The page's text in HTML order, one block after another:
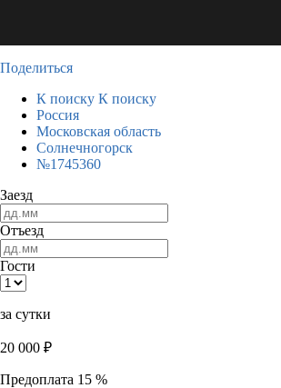
Поделиться
К поиску К поиску
Россия
Московская область
Солнечногорск
№1745360
Заезд
Отъезд
Гости
за сутки
20 000 ₽
Предоплата 15 %